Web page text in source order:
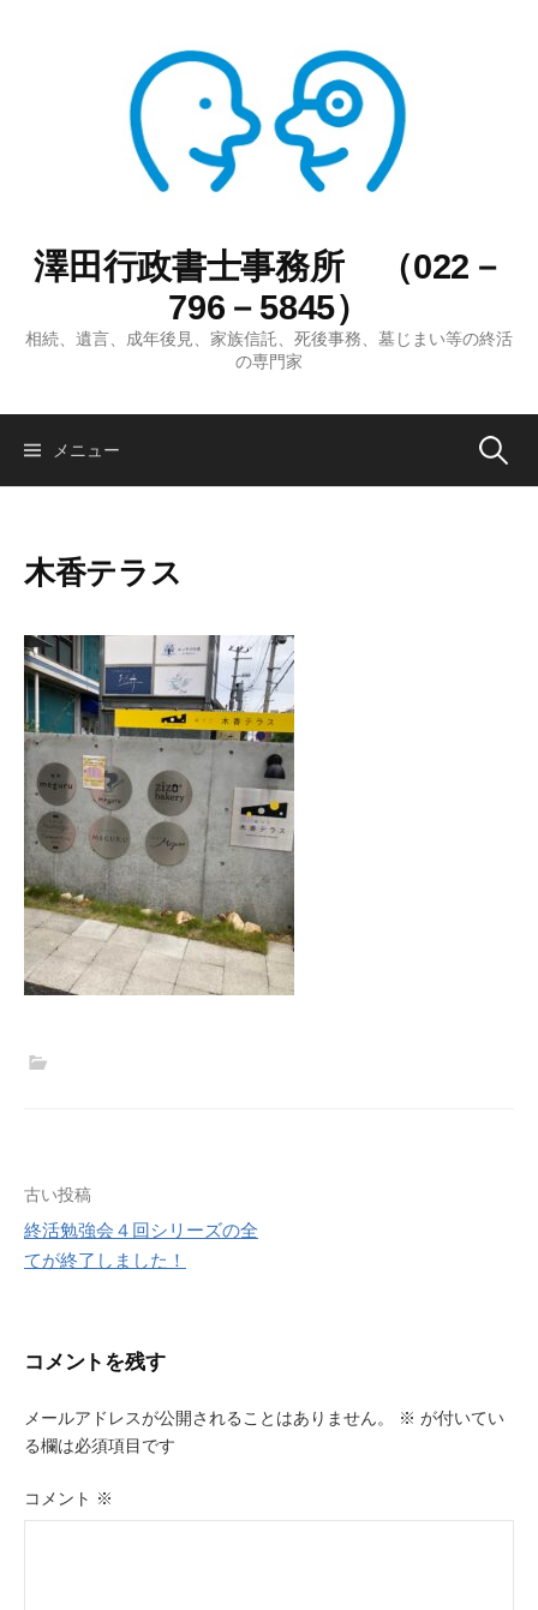
澤田行政書士事務所 （022－
796－5845）
相続、遺言、成年後見、家族信託、死後事務、墓じまい等の終活
の専門家
メニュー 検
木香テラス
投
稿
ゲ
ー
シ
ョ
古い投稿
終活勉強会４回シリーズの全
てが終了しました！
コメントを残す
メールアドレスが公開されることはありません。 ※ が付いてい
る欄は必須項目です
コメント ※